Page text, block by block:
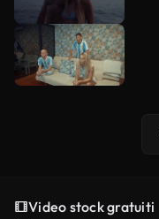
Video stock gratuiti